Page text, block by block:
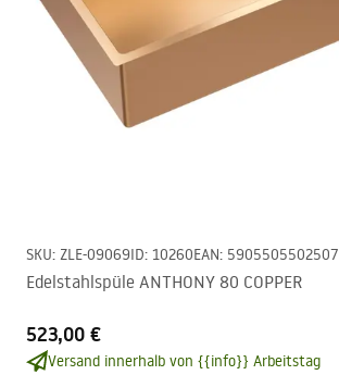
SKU: ZLE-09069ID: 10260EAN: 5905505502507
Edelstahlspüle ANTHONY 80 COPPER
523,00 €
Versand innerhalb von {{info}} Arbeitstag